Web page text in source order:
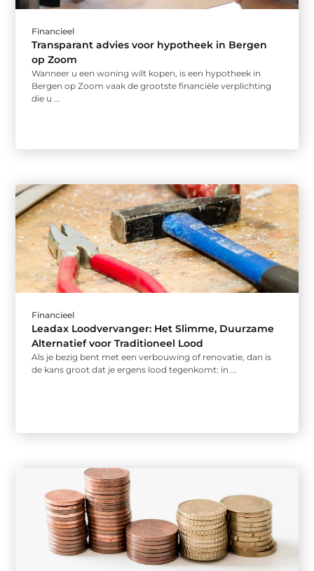
Financieel
Transparant advies voor hypotheek in Bergen
op Zoom
Wanneer u een woning wilt kopen, is een hypotheek in
Bergen op Zoom vaak de grootste financiële verplichting
die u ...
Financieel
Leadax Loodvervanger: Het Slimme, Duurzame
Alternatief voor Traditioneel Lood
Als je bezig bent met een verbouwing of renovatie, dan is
de kans groot dat je ergens lood tegenkomt: in ...